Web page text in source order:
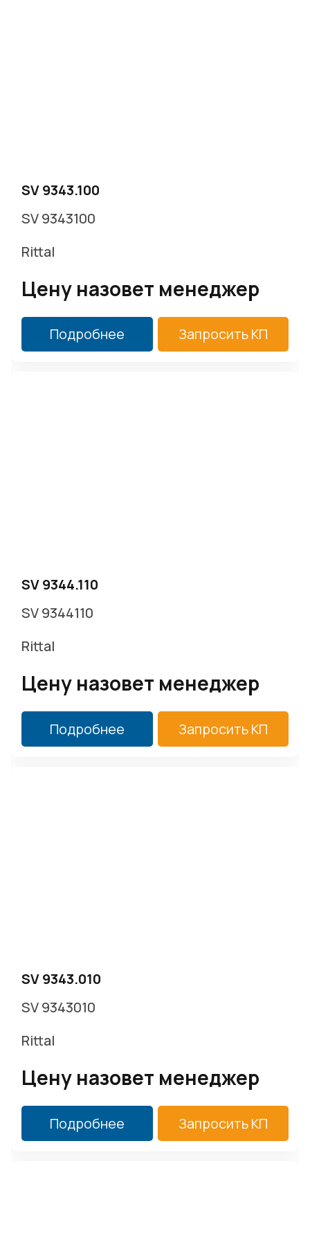
SV 9343.100
SV 9343100
Rittal
Цену назовет менеджер
Подробнее Запросить КП
SV 9344.110
SV 9344110
Rittal
Цену назовет менеджер
Подробнее Запросить КП
SV 9343.010
SV 9343010
Rittal
Цену назовет менеджер
Подробнее Запросить КП